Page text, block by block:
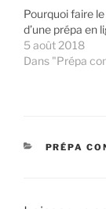
Pourquoi faire
d’une prépa en
5 août 2018
Dans "Prépa
PRÉPA